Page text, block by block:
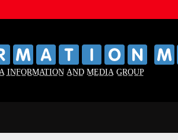
I̲N̲F̲O̲R̲M̲A̲T̲I̲O̲N̲ A̲N̲D̲ M̲E̲D̲I̲A̲ G̲R̲O̲U̲P̲